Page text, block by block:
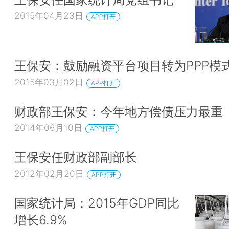
2015年04月23日 APP打开
王保安：鼓励融资平台项目转为PPP模
2015年03月02日 APP打开
财政部王保安：今年地方偿债压力最重
2014年06月10日 APP打开
王保安任财政部副部长
2012年02月20日 APP打开
国家统计局：2015年GDP同比
增长6.9%